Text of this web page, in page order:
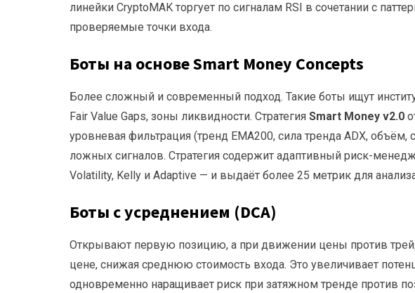
линейки CryptoMAK торгует по сигналам RSI в сочетании с
проверяемые точки входа.
Боты на основе Smart Money Concepts
Более сложный и современный подход. Такие боты ищут
Fair Value Gaps, зоны ликвидности. Стратегия Smart Money v2.0
уровневая фильтрация (тренд EMA200, сила тренда ADX,
ложных сигналов. Стратегия содержит адаптивный риск-
Volatility, Kelly и Adaptive — и выдаёт более 25 метрик для
Боты с усреднением (DCA)
Открывают первую позицию, а при движении цены против
цене, снижая среднюю стоимость входа. Это увеличивает
одновременно наращивает риск при затяжном тренде против